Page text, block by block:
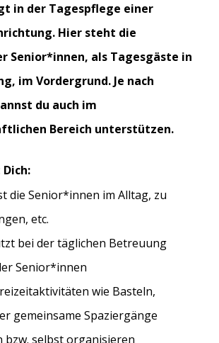
in der Tagespflege einer
Hier steht die
Senior*innen, als Tagesgäste in
im Vordergrund. Je nach
du auch im
Bereich unterstützen.
die Senior*innen im Alltag, zu
etc.
bei der täglichen Betreuung
Senior*innen
wie Basteln,
gemeinsame Spaziergänge
bzw. selbst organisieren